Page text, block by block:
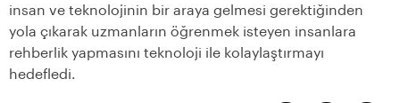
insan ve teknolojinin bir araya gelmesi gerektiğinden
yola çıkarak uzmanların öğrenmek isteyen insanlara
rehberlik yapmasını teknoloji ile kolaylaştırmayı
hedefledi.